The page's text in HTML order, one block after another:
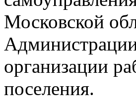
Московской
организации
поселения.